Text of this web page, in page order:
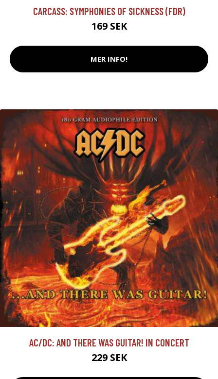
CARCASS: SYMPHONIES OF SICKNESS (FDR)
169 SEK
MER INFO!
AC/DC: AND THERE WAS GUITAR! IN CONCERT
229 SEK